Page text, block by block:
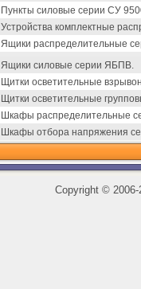
Пункты силовые серии СУ
Устройства комплектные
Ящики распределительные
Ящики силовые серии ЯБПВ.
Щитки осветительные
Щитки осветительные
Шкафы распределительные
Шкафы отбора напряжения
Copyright ©